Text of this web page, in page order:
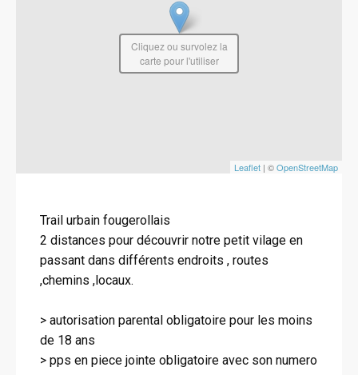
Leaflet | ©OpenStreetMap
Cliquez ou survolez la
carte pour l'utiliser
Trail urbain fougerollais
2 distances pour découvrir notre petit vilage en
passant dans différents endroits , routes
,chemins ,locaux.
> autorisation parental obligatoire pour les moins
de 18 ans
> pps en piece jointe obligatoire avec son numero